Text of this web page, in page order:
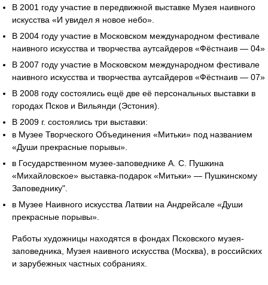
В 2001 году участие в передвижной выставке Музея наивного
искусства «И увидел я новое небо».
В 2004 году участие в Московском международном фестивале
наивного искусства и творчества аутсайдеров «Фёстнаив — 04»
В 2007 году участие в Московском международном фестивале
наивного искусства и творчества аутсайдеров «Фёстнаив — 07»
В 2008 году состоялись ещё две её персональных выставки в
городах Псков и Вильянди (Эстония).
В 2009 г. состоялись три выставки:
в Музее Творческого Объединения «Митьки» под названием
«Души прекрасные порывы».
в Государственном музее-заповеднике А. С. Пушкина
«Михайловское» выставка-подарок «Митьки» — Пушкинскому
Заповеднику".
в Музее Наивного искусства Латвии на Андрейсале «Души
прекрасные порывы».
Работы художницы находятся в фондах Псковского музея-
заповедника, Музея наивного искусства (Москва), в российских
и зарубежных частных собраниях.